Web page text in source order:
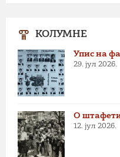
КОЛУМНЕ
Упис на
29. јул 2026.
О
12. јул 2026.